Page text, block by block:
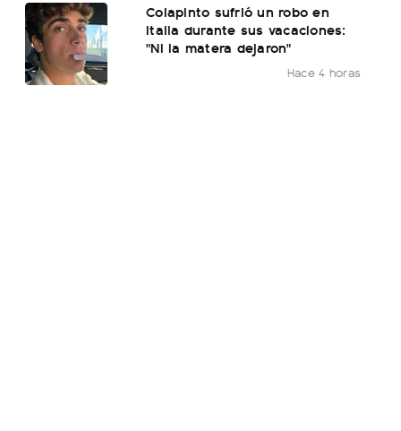
Colapinto sufrió un robo en
Italia durante sus vacaciones:
"Ni la matera dejaron"
Hace 4 horas